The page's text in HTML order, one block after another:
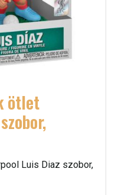
ötlet
Luis Diaz szobor,